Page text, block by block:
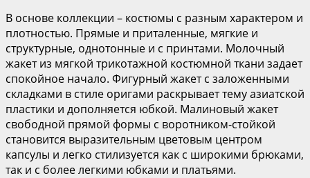
В основе коллекции – костюмы с разным характером и
плотностью. Прямые и приталенные, мягкие и
структурные, однотонные и с принтами. Молочный
жакет из мягкой трикотажной костюмной ткани задает
спокойное начало. Фигурный жакет с заложенными
складками в стиле оригами раскрывает тему азиатской
пластики и дополняется юбкой. Малиновый жакет
свободной прямой формы с воротником-стойкой
становится выразительным цветовым центром
капсулы и легко стилизуется как с широкими брюками,
так и с более легкими юбками и платьями.